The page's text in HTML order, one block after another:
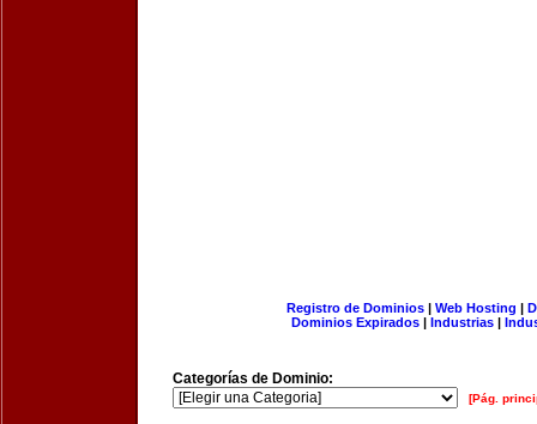
Registro de Dominios| Web Hosting |
Dominios Expirados | Industrias |
Categorías de Dominio:
[Pág.